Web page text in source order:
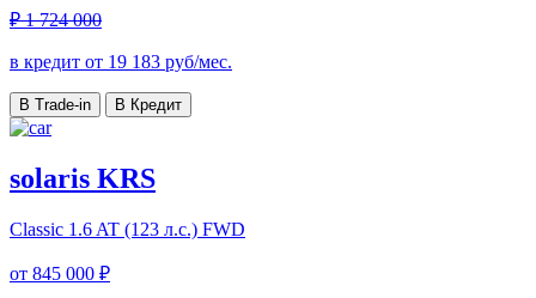
₽ 1 724 000
в кредит от 19 183 руб/мес.
В Trade-in В Кредит
solaris KRS
Classic 1.6 AT (123 л.с.) FWD
от 845 000 ₽